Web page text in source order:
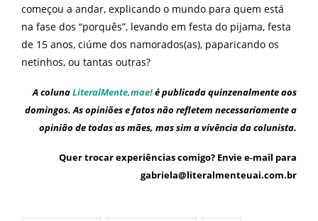
começou a andar, explicando o mundo para quem está
na fase dos “porquês”, levando em festa do pijama, festa
de 15 anos, ciúme dos namorados(as), paparicando os
netinhos, ou tantas outras?
A colunaLiteralMente,mae!é publicada quinzenalmente aos
domingos. As opiniões e fatos não refletem necessariamente a
opinião de todas as mães, mas sim a vivência da colunista.
Quer trocar experiências comigo? Envie e-mail para
gabriela@literalmenteuai.com.br